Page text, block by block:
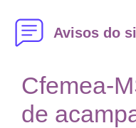
Avisos do
Cfemea-
de